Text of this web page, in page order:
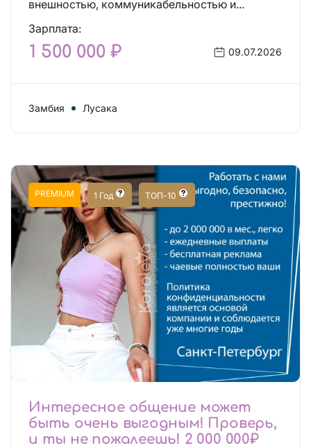
внешностью, коммуникабельностью и...
Зарплата:
1 500 000 ₽ 09.07.2026
Замбия Лусака
PREMIUM 1 Год ТОП-10
Интересное общение может
быть очень выгодным! Проверь,
и ты не пожалеешь! 2 000 000₽